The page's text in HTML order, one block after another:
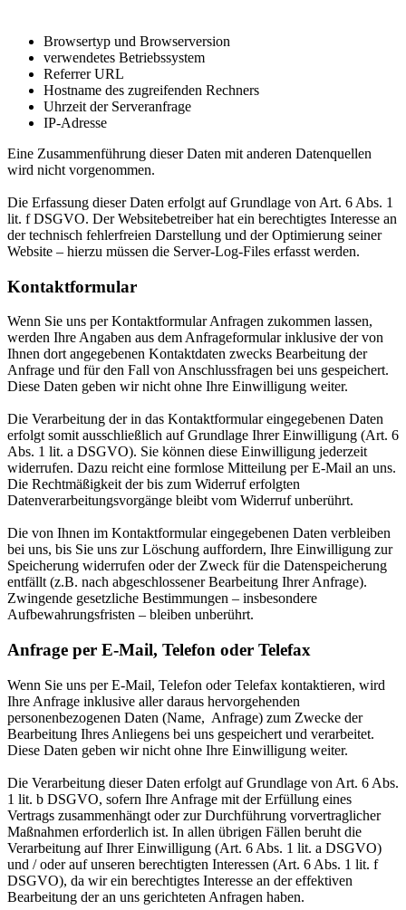
Browsertyp und Browserversion
verwendetes Betriebssystem
Referrer URL
Hostname des zugreifenden Rechners
Uhrzeit der Serveranfrage
IP-Adresse
Eine Zusammenführung dieser Daten mit anderen Datenquellen
wird nicht vorgenommen.
Die Erfassung dieser Daten erfolgt auf Grundlage von Art. 6 Abs. 1
lit. f DSGVO. Der Websitebetreiber hat ein berechtigtes Interesse an
der technisch fehlerfreien Darstellung und der Optimierung seiner
Website – hierzu müssen die Server-Log-Files erfasst werden.
Kontaktformular
Wenn Sie uns per Kontaktformular Anfragen zukommen lassen,
werden Ihre Angaben aus dem Anfrageformular inklusive der von
Ihnen dort angegebenen Kontaktdaten zwecks Bearbeitung der
Anfrage und für den Fall von Anschlussfragen bei uns gespeichert.
Diese Daten geben wir nicht ohne Ihre Einwilligung weiter.
Die Verarbeitung der in das Kontaktformular eingegebenen Daten
erfolgt somit ausschließlich auf Grundlage Ihrer Einwilligung (Art. 6
Abs. 1 lit. a DSGVO). Sie können diese Einwilligung jederzeit
widerrufen. Dazu reicht eine formlose Mitteilung per E-Mail an uns.
Die Rechtmäßigkeit der bis zum Widerruf erfolgten
Datenverarbeitungsvorgänge bleibt vom Widerruf unberührt.
Die von Ihnen im Kontaktformular eingegebenen Daten verbleiben
bei uns, bis Sie uns zur Löschung auffordern, Ihre Einwilligung zur
Speicherung widerrufen oder der Zweck für die Datenspeicherung
entfällt (z.B. nach abgeschlossener Bearbeitung Ihrer Anfrage).
Zwingende gesetzliche Bestimmungen – insbesondere
Aufbewahrungsfristen – bleiben unberührt.
Anfrage per E-Mail, Telefon oder Telefax
Wenn Sie uns per E-Mail, Telefon oder Telefax kontaktieren, wird
Ihre Anfrage inklusive aller daraus hervorgehenden
personenbezogenen Daten (Name, Anfrage) zum Zwecke der
Bearbeitung Ihres Anliegens bei uns gespeichert und verarbeitet.
Diese Daten geben wir nicht ohne Ihre Einwilligung weiter.
Die Verarbeitung dieser Daten erfolgt auf Grundlage von Art. 6 Abs.
1 lit. b DSGVO, sofern Ihre Anfrage mit der Erfüllung eines
Vertrags zusammenhängt oder zur Durchführung vorvertraglicher
Maßnahmen erforderlich ist. In allen übrigen Fällen beruht die
Verarbeitung auf Ihrer Einwilligung (Art. 6 Abs. 1 lit. a DSGVO)
und / oder auf unseren berechtigten Interessen (Art. 6 Abs. 1 lit. f
DSGVO), da wir ein berechtigtes Interesse an der effektiven
Bearbeitung der an uns gerichteten Anfragen haben.